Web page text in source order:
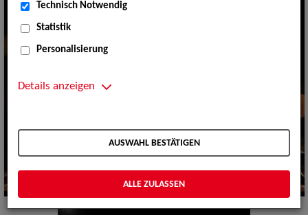
Technisch Notwendig
Statistik
Personalisierung
Details anzeigen
AUSWAHL BESTÄTIGEN
ALLE ZULASSEN